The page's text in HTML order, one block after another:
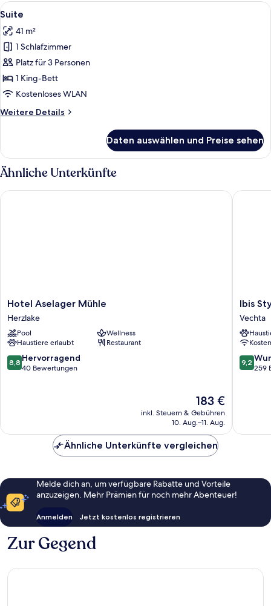
Alle
Fotos
für
Suite
anzeigen
Ein Hotelzimmer mit Bett,
5
Suite
41 m²
1 Schlafzimmer
Platz für 3 Personen
1 King-Bett
Kostenloses WLAN
Weitere Details
Weitere
Daten auswählen und Preise sehen
Ähnliche Unterkünfte
Hotel
Aselager
Mühle
Herzlake
Hotel Aselager Mühle
Herzlake
Pool
Wellness
Haustiere erlaubt
Restaurant
8.8
von
8,8 Hervorragend
40 Bewertungen
Der
Preis
beträgt
183 €
inkl. Steuern & Gebühren
10. Aug.–11. Aug.
Hotel Aselager Mühle
Ibis
Styles
Vechta
Vechta
Ibis
Vechta
9.2
von
9,2
259
Ibis
Ähnliche Unterkünfte vergleichen
Melde dich an, um verfügbare Rabatte und Vorteile
anzuzeigen. Mehr Prämien für noch mehr Abenteuer!
Anmelden Jetzt kostenlos registrieren
Zur Gegend